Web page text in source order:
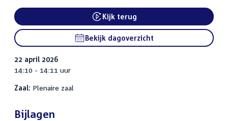
External link:
Kijk terug
Bekijk dagoverzicht
22 april 2026
14:10 - 14:11 uur
Zaal: Plenaire zaal
Bijlagen